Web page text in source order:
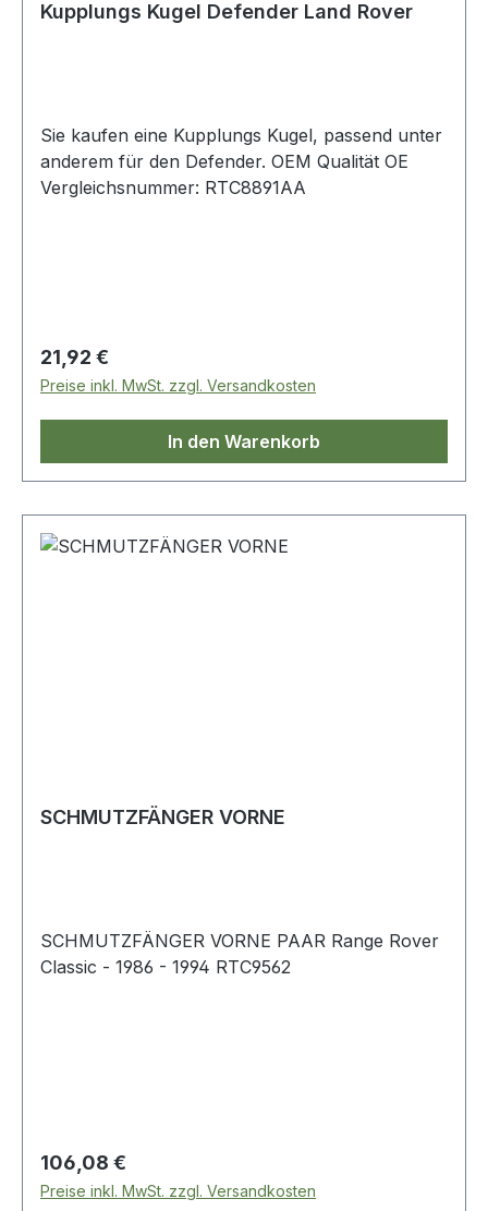
Kupplungs Kugel Defender Land Rover
Sie kaufen eine Kupplungs Kugel, passend unter
anderem für den Defender. OEM Qualität OE
Vergleichsnummer: RTC8891AA
Regulärer Preis:
21,92 €
Preise inkl. MwSt. zzgl. Versandkosten
In den Warenkorb
SCHMUTZFÄNGER VORNE
SCHMUTZFÄNGER VORNE PAAR Range Rover
Classic - 1986 - 1994 RTC9562
Regulärer Preis:
106,08 €
Preise inkl. MwSt. zzgl. Versandkosten